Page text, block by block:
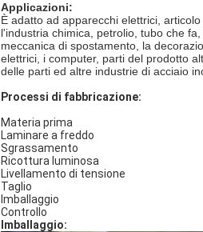
Applicazioni:
È adatto ad apparecchi elettrici,
l'industria chimica, petrolio, tubo che
meccanica di spostamento, la
elettrici, i computer, parti del prodotto
delle parti ed altre industrie di acciaio
Processi di fabbricazione:
Materia prima
Laminare a freddo
Sgrassamento
Ricottura luminosa
Livellamento di tensione
Taglio
Imballaggio
Controllo
Imballaggio: